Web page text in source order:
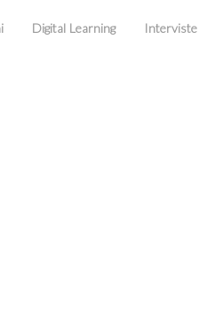
Digital Learning Interviste